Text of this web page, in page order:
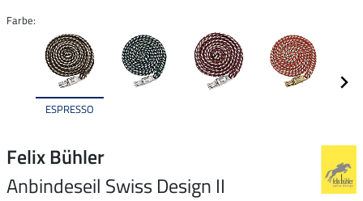
Farbe:
ESPRESSO
Felix Bühler
Anbindeseil Swiss Design II